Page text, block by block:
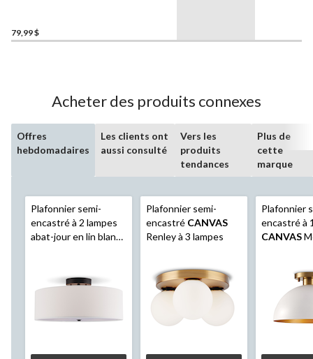
79,99 $
Acheter des produits connexes
Offres
hebdomadaires
Les clients ont
aussi consulté
Vers les
produits
tendances
Plus de
cette
marque
Plafonnier semi-
encastré à 2 lampes
abat-jour en lin blanc
Plafonnier semi-
encastré CANVAS
Renley à 3 lampes
Plafonnier
encastré à
CANVAS